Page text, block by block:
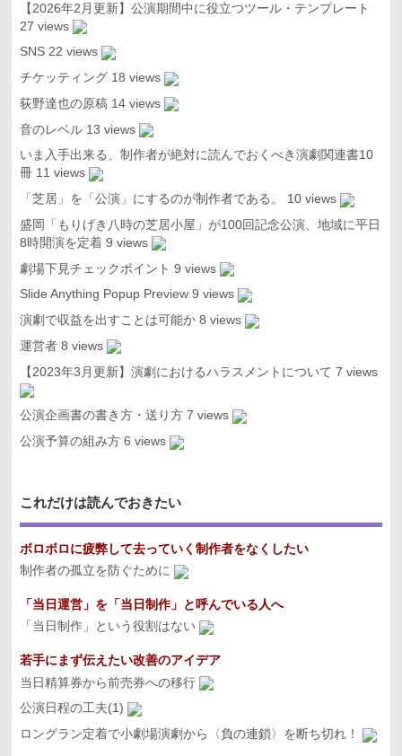
【2026年2月更新】公演期間中に役立つツール・テンプレート
27 views
SNS 22 views
チケッティング 18 views
荻野達也の原稿 14 views
音のレベル 13 views
いま入手出来る、制作者が絶対に読んでおくべき演劇関連書10
冊 11 views
「芝居」を「公演」にするのが制作者である。
10 views
盛岡「もりげき八時の芝居小屋」が100回記念公演、地域に平日
8時開演を定着 9 views
劇場下見チェックポイント 9 views
Slide Anything Popup Preview 9 views
演劇で収益を出すことは可能か 8 views
運営者 8 views
【2023年3月更新】演劇におけるハラスメントについて 7 views
公演企画書の書き方・送り方 7 views
公演予算の組み方 6 views
これだけは読んでおきたい
ボロボロに疲弊して去っていく制作者をなくしたい
制作者の孤立を防ぐために
「当日運営」を「当日制作」と呼んでいる人へ
「当日制作」という役割はない
若手にまず伝えたい改善のアイデア
当日精算券から前売券への移行
公演日程の工夫(1)
ロングラン定着で小劇場演劇から〈負の連鎖〉を断ち切れ！